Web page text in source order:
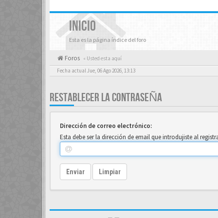
INICIO
Esta es la página índice del foro
Foros « Usted esta aquí
Fecha actual Jue, 06 Ago 2026, 13:13
RESTABLECER LA CONTRASEÑA
Dirección de correo electrónico:
Esta debe ser la dirección de email que introdujiste al
Enviar Limpiar